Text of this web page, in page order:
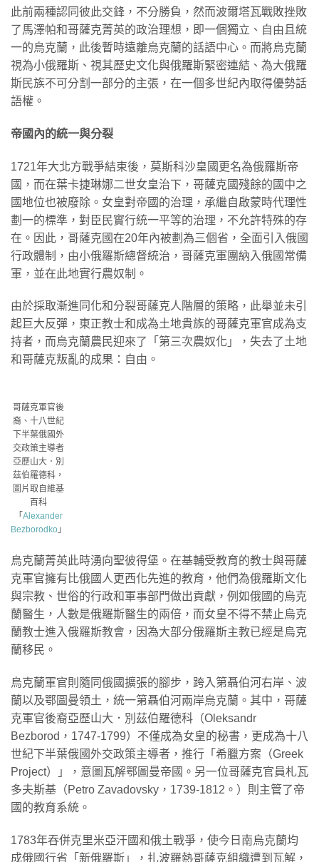
此前兩種認同彼此交鋒，不分勝負，然而波爾塔瓦戰敗挫敗
了馬澤帕和哥薩克菁英的政治理想，即一個獨立、自由且統
一的烏克蘭，此後暫時遠離烏克蘭的話語中心。而將烏克蘭
視為小俄羅斯、視其歷史文化與俄羅斯緊密連結、為大俄羅
斯民族不可分割一部分的主張，在一個多世紀內取得優勢話
語權。
帝國內的統一與分裂
1721年大北方戰爭結束後，莫斯科沙皇國更名為俄羅斯帝
國，而在葉卡捷琳娜二世女皇治下，哥薩克國殘餘的國中之
國地位也被廢除。女皇對帝國的治理，承繼自啟蒙時代理性
劃一的標準，對臣民實行統一平等的治理，不允許特殊的存
在。因此，哥薩克國在20年內被劃為三個省，全面引入俄國
行政體制，由小俄羅斯總督統治，哥薩克軍團納入俄國常備
軍，並在此地實行農奴制。
由於採取漸進同化和分裂哥薩克人階層的策略，此舉並未引
起巨大反彈，東正教士和成為土地貴族的哥薩克軍官成為支
持者，而烏克蘭農民迎來了「第三次農奴化」，失去了土地
和哥薩克叛亂的成果：自由。
哥薩克軍官後
裔、十八世紀
下半葉俄國外
交政策主導者
亞歷山大．別
茲伯羅德科，
圖片取自維基
百科
「 Alexander
Bezborodko 」
烏克蘭菁英此時湧向聖彼得堡。在基輔受教育的教士與哥薩
克軍官擁有比俄國人更西化先進的教育，他們為俄羅斯文化
與宗教、世俗的行政和軍事部門做出貢獻，例如俄國的烏克
蘭醫生，人數是俄羅斯醫生的兩倍，而女皇不得不禁止烏克
蘭教士進入俄羅斯教會，因為大部分俄羅斯主教已經是烏克
蘭移民。
烏克蘭軍官則隨同俄國擴張的腳步，跨入第聶伯河右岸、波
蘭以及鄂圖曼領土，統一第聶伯河兩岸烏克蘭。其中，哥薩
克軍官後裔亞歷山大．別茲伯羅德科（Oleksandr
Bezborod，1747-1799）不僅成為女皇的秘書，更成為十八
世紀下半葉俄國外交政策主導者，推行「希臘方案（Greek
Project）」，意圖瓦解鄂圖曼帝國。另一位哥薩克官員札瓦
多夫斯基（Petro Zavadovsky，1739-1812。）則主管了帝
國的教育系統。
1783年吞併克里米亞汗國和俄土戰爭，使今日南烏克蘭均
成俄國行省「新俄羅斯」，扎波羅熱哥薩克組織遭到瓦解，